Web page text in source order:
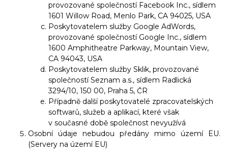
provozované společností Facebook Inc., sídlem
1601 Willow Road, Menlo Park, CA 94025, USA
Poskytovatelem služby Google AdWords,
provozované společností Google Inc., sídlem
1600 Amphitheatre Parkway, Mountain View,
CA 94043, USA
Poskytovatelem služby Sklik, provozované
společností Seznam a.s., sídlem Radlická
3294/10, 150 00, Praha 5, ČR
Případně další poskytovatelé zpracovatelských
softwarů, služeb a aplikací, které však
v současné době společnost nevyužívá
Osobní údaje nebudou předány mimo území EU.
(Servery na území EU)